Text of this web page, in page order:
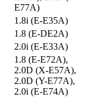
E77A)
1.8i (E-E35A)
1.8 (E-DE2A)
2.0i (E-E33A)
1.8 (E-E72A),
2.0D (X-E57A),
2.0D (Y-E77A),
2.0i (E-E74A)